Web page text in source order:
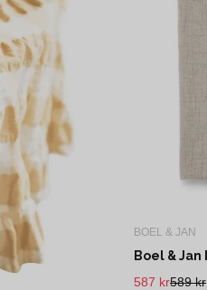
bordsduk
duken
ofta
och
ger mer
totalt för
BOEL & JAN
589 kr
587 kr